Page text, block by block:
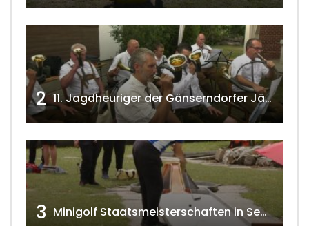
2 11. Jagdheuriger der Gänserndorfer Jäger 2020 w4tv166
3 Minigolf Staatsmeisterschaften in Seefeld-Kadolz w4tv174